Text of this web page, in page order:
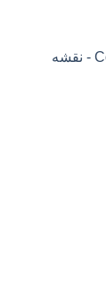
اکانت پرمیوم Connected Papers - نقشه